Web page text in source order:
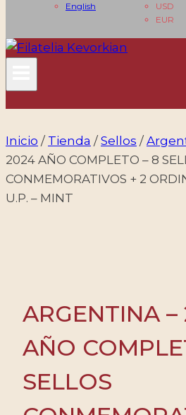
English
USD
EUR
Inicio / Tienda / Sellos /
2024 AÑO COMPLETO – 8
CONMEMORATIVOS + 2
U.P. – MINT
ARGENTINA
AÑO
SELLOS